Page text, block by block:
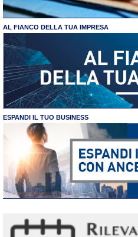
AL FIANCO DELLA TUA IMPRESA
ESPANDI IL TUO BUSINESS